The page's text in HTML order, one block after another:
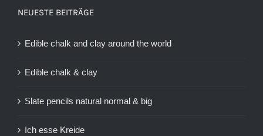
NEUESTE BEITRÄGE
Edible chalk and clay around the world
Edible chalk & clay
Slate pencils natural normal & big
Ich esse Kreide